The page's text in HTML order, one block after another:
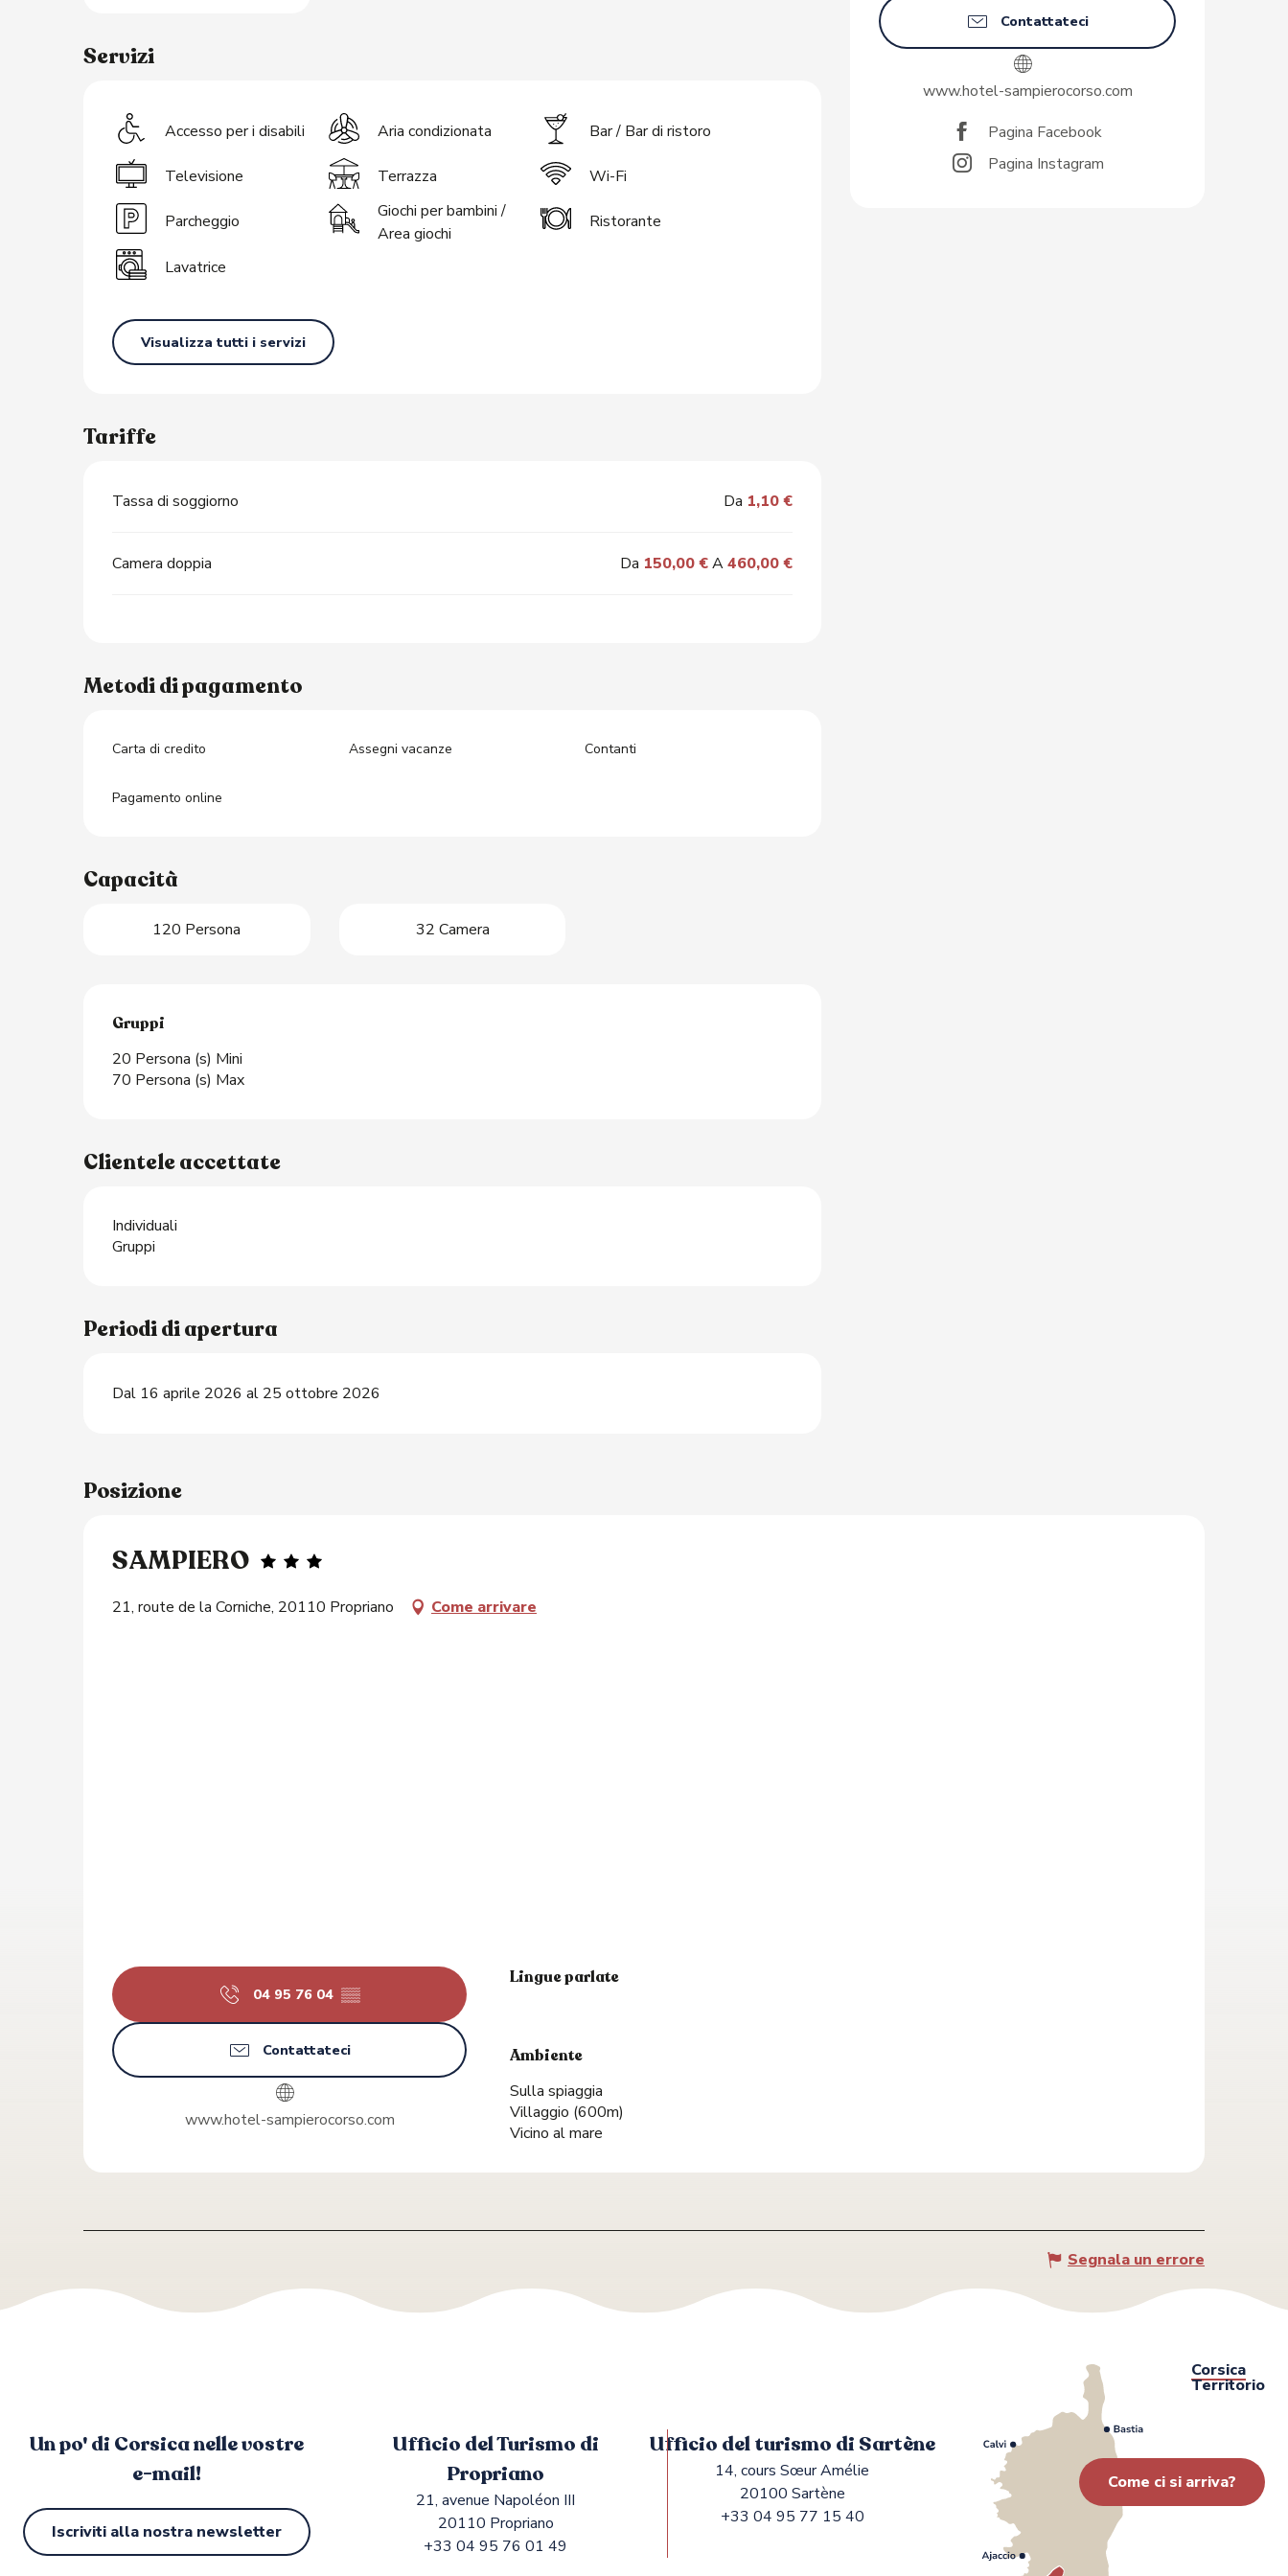
Contattateci
www.hotel-sampierocorso.com
Pagina Facebook
Pagina Instagram
Servizi
Accesso per i disabili Aria condizionata Bar / Bar di ristoro
Televisione Terrazza Wi-Fi
Parcheggio
Giochi per bambini /
Area giochi
Ristorante
Lavatrice
Visualizza tutti i servizi
Tariffe
Tassa di soggiorno Da 1,10 €
Camera doppia Da 150,00 €A460,00 €
Metodi di pagamento
Carta di credito Assegni vacanze Contanti
Pagamento online
Capacità
120 Persona 32 Camera
Gruppi
Gruppi
20 Persona (s) Mini
70 Persona (s) Max
Clientele accettate
Individuali
Gruppi
Periodi di apertura
Dal 16 aprile 2026 al 25 ottobre 2026
Posizione
SAMPIERO
21, route de la Corniche, 20110 Propriano Come arrivare
04 95 76 04 ▒▒
Contattateci
www.hotel-sampierocorso.com
Lingue parlate
Lingue parlate
Ambiente
Ambiente
Sulla spiaggia
Villaggio (600m)
Vicino al mare
Segnala un errore
Un po' di Corsica nelle vostre
e-mail!
Iscriviti alla nostra newsletter
Ufficio del Turismo di
Propriano
21, avenue Napoléon III
20110 Propriano
+33 04 95 76 01 49
Ufficio del turismo di Sartène
14, cours Sœur Amélie
20100 Sartène
+33 04 95 77 15 40
Corsica
Territorio
Come ci si arriva?